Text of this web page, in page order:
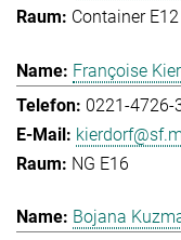
Container E12
Françoise
0221-4726-
NG E16
Bojana